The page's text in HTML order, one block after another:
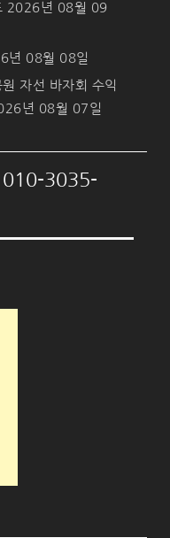
2026년 08월 09
년 08월 08일
자선 바자회 수익
년 08월 07일
010-3035-